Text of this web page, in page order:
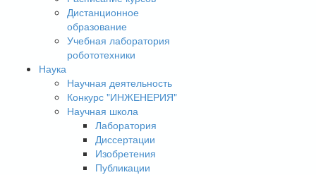
Дистанционное
образование
Учебная лаборатория
робототехники
Наука
Научная деятельность
Конкурс "ИНЖЕНЕРИЯ"
Научная школа
Лаборатория
Диссертации
Изобретения
Публикации